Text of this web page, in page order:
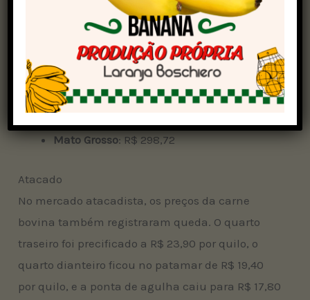
Preços da arroba de boi gordo por regiões
São Paulo:R$ 305,75 (modalidade a
prazo)
Goiás:
R$ 289,29
Minas Gerais:R$ 294,12
Mato Grosso: R$ 298,72
Atacado
No mercado atacadista, os preços da carne
bovina também registraram queda. O quarto
traseiro foi precificado a R$ 23,90 por quilo, o
quarto dianteiro ficou no patamar de R$ 19,40
por quilo, e a ponta de agulha caiu para R$ 17,80